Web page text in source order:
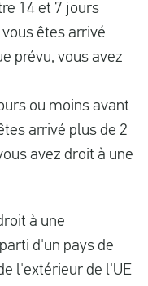
14 et 7 jours
êtes arrivé
prévu, vous avez
ou moins avant
arrivé plus de 2
avez droit à une
à une
d'un pays de
l'extérieur de l'UE